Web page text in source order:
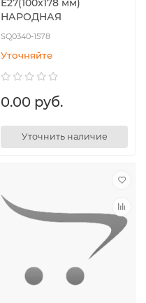
НАРОДНАЯ
SQ0340-1578
Уточняйте
0.00 руб.
Уточнить наличие